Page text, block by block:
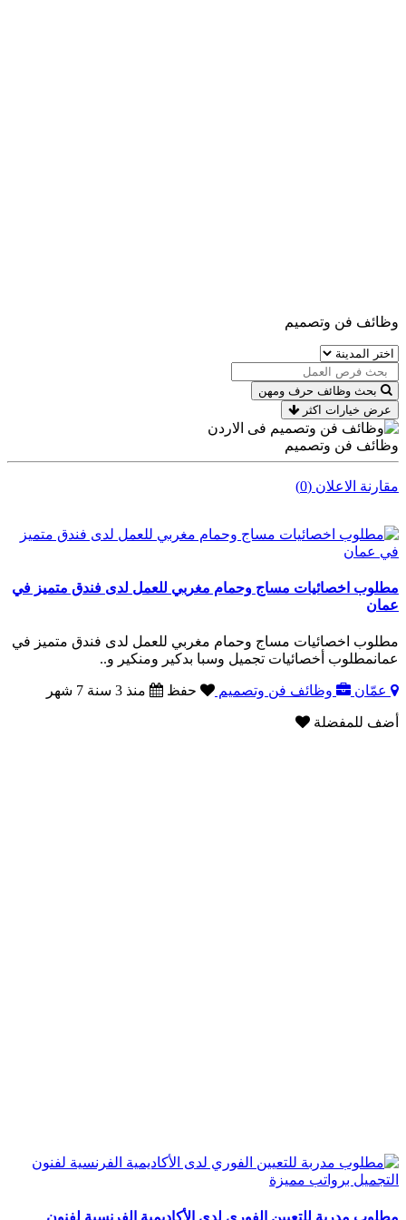
وظائف فن وتصميم
بحث وظائف حرف ومهن
عرض خيارات اكثر
وظائف فن وتصميم
مقارنة الاعلان (0)
مطلوب اخصائيات مساج وحمام مغربي للعمل لدى فندق متميز في
عمان
مطلوب اخصائيات مساج وحمام مغربي للعمل لدى فندق متميز في
عمانمطلوب أخصائيات تجميل وسبا بدكير ومنكير و..
عمّان وظائف فن وتصميم حفظ منذ 3 سنة 7 شهر
أضف للمفضلة
مطلوب مدربة للتعيين الفوري لدى الأكاديمية الفرنسية لفنون